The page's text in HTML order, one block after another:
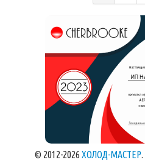
© 2012-2026 ХОЛОД-МАСТЕР